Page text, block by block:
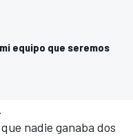
equipo que seremos
nadie ganaba dos